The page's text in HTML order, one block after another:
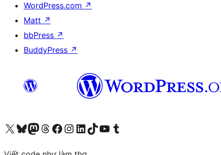
WordPress.com ↗
Matt ↗
bbPress ↗
BuddyPress ↗
Truy cập tài khoản X (trước đây là Twitter) của chúng tôiVisit our Bluesky account
Visit our Mastodon account
Visit our Threads account
Xem trang Facebook của chúng tôiTruy cập tài khoản Instagram của chúng tôiTruy cập tài khoản LinkedIn của chúng tôiVisit our TikTok account
Truy cập kênh YouTube của chúng tôi Visit our Tumblr account